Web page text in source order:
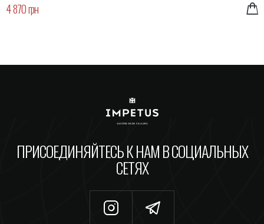
4 870 грн
ПРИСОЕДИНЯЙТЕСЬ К НАМ В СОЦИАЛЬНЫХ
СЕТЯХ